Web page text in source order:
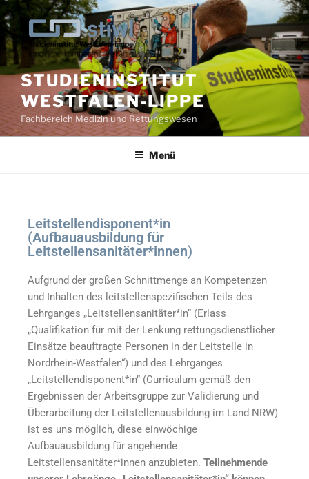
STUDIENINSTITUT
WESTFALEN-LIPPE
Fachbereich Medizin und Rettungswesen
Menü
Leitstellendisponent*in
(Aufbauausbildung für
Leitstellensanitäter*innen)
Aufgrund der großen Schnittmenge an Kompetenzen
und Inhalten des leitstellenspezifischen Teils des
Lehrganges „Leitstellensanitäter*in“ (Erlass
„Qualifikation für mit der Lenkung rettungs­dienstlicher
Einsätze beauftragte Personen in der Leitstelle in
Nordrhein-Westfalen“) und des Lehrganges
„Leitstellendisponent*in“ (Curriculum gemäß den
Ergebnissen der Arbeitsgruppe zur Validierung und
Überarbeitung der Leitstellenausbildung im Land NRW)
ist es uns möglich, diese einwöchige
Aufbauausbildung für angehende
Leitstellensanitäter*innen anzubieten. Teilnehmende